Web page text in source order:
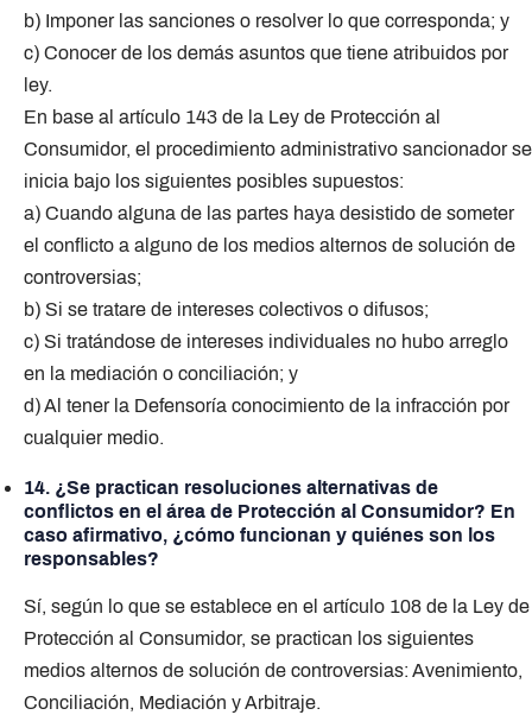
b) Imponer las sanciones o resolver lo que corresponda; y
c) Conocer de los demás asuntos que tiene atribuidos por
ley.
En base al artículo 143 de la Ley de Protección al
Consumidor, el procedimiento administrativo sancionador se
inicia bajo los siguientes posibles supuestos:
a) Cuando alguna de las partes haya desistido de someter
el conflicto a alguno de los medios alternos de solución de
controversias;
b) Si se tratare de intereses colectivos o difusos;
c) Si tratándose de intereses individuales no hubo arreglo
en la mediación o conciliación; y
d) Al tener la Defensoría conocimiento de la infracción por
cualquier medio.
14. ¿Se practican resoluciones alternativas de
conflictos en el área de Protección al Consumidor? En
caso afirmativo, ¿cómo funcionan y quiénes son los
responsables?
Sí, según lo que se establece en el artículo 108 de la Ley de
Protección al Consumidor, se practican los siguientes
medios alternos de solución de controversias: Avenimiento,
Conciliación, Mediación y Arbitraje.